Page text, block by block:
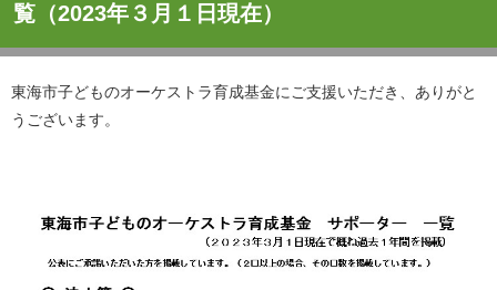
覧（2023年３月１日現在）
東海市子どものオーケストラ育成基金にご支援いただき、ありがと
うございます。